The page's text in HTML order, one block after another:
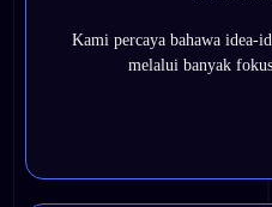
Kami percaya bahawa idea-
melalui banyak
Dengan berkembang
"membunuh perkara"